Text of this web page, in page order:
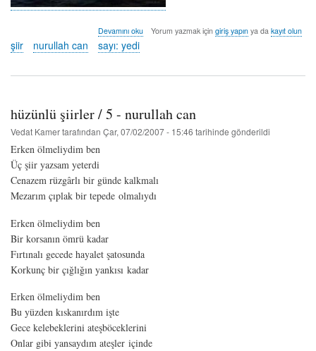
hüzünlü
/
-
hakkında
Devamını oku Yorum yazmak için giriş yapınya da kayıt olun
şiir nurullah can sayı: yedi
hüzünlü şiirler / 5 - nurullah can
Vedat Kamertarafından Çar, 07/02/2007 - 15:46 tarihinde gönderildi
Erken ölmeliydim ben
Üç şiir yazsam yeterdi
Cenazem rüzgârlı bir günde kalkmalı
Mezarım çıplak bir tepede olmalıydı
Erken ölmeliydim ben
Bir korsanın ömrü kadar
Fırtınalı gecede hayalet şatosunda
Korkunç bir çığlığın yankısı kadar
Erken ölmeliydim ben
Bu yüzden kıskanırdım işte
Gece kelebeklerini ateşböceklerini
Onlar gibi yansaydım ateşler içinde